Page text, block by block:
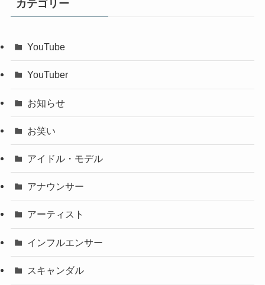
カテゴリー
YouTube
YouTuber
お知らせ
お笑い
アイドル・モデル
アナウンサー
アーティスト
インフルエンサー
スキャンダル